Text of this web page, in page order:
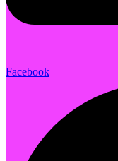
Facebook